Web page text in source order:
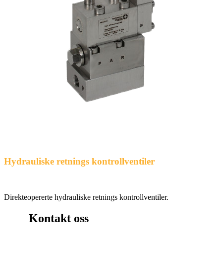
Hydrauliske retnings kontrollventiler
Direkteopererte hydrauliske retnings kontrollventiler.
Kontakt oss